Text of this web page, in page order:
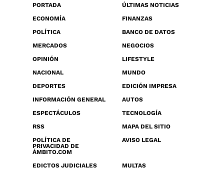
PORTADA
ÚLTIMAS NOTICIAS
ECONOMÍA
FINANZAS
POLÍTICA
BANCO DE DATOS
MERCADOS
NEGOCIOS
OPINIÓN
LIFESTYLE
NACIONAL
MUNDO
DEPORTES
EDICIÓN IMPRESA
INFORMACIÓN GENERAL
AUTOS
ESPECTÁCULOS
TECNOLOGÍA
RSS
MAPA DEL SITIO
POLÍTICA DE
PRIVACIDAD DE
ÁMBITO.COM
AVISO LEGAL
EDICTOS JUDICIALES
MULTAS